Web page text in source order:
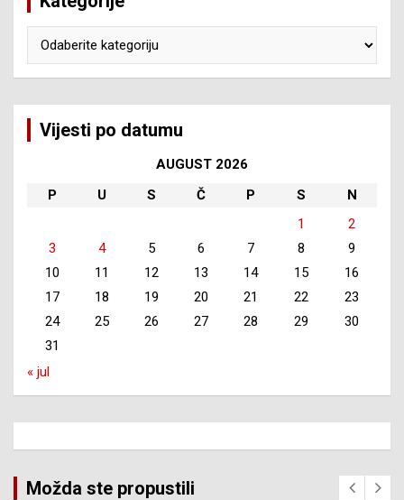
Vijesti po datumu
AUGUST 2026
P
U S Č P S
N
1
2
3
4 5 6 7 8
9
10
11 12 13 14 15
16
17
18 19 20 21 22
23
24
25 26 27 28 29
30
31
« jul
Možda ste propustili